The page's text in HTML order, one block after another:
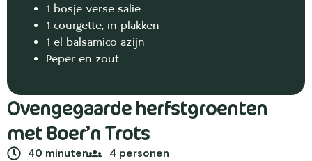
1 bosje verse salie
1 courgette, in plakken
1 el balsamico azijn
Peper en zout
Ovengegaarde herfstgroenten
met Boer’n Trots
40 minuten 4 personen